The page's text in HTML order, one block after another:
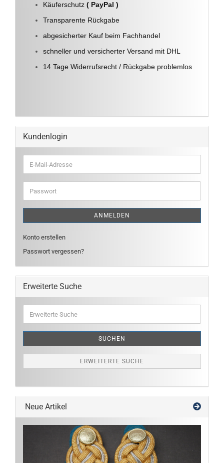
Käuferschutz ( PayPal )
Transparente Rückgabe
abgesicherter Kauf beim Fachhandel
schneller und versicherter Versand mit DHL
14 Tage Widerrufsrecht / Rückgabe problemlos
Kundenlogin
E-
Mail-
Adresse
Passwort
ANMELDEN
Konto erstellen
Passwort vergessen?
Erweiterte Suche
Suche
SUCHEN
ERWEITERTE SUCHE
Neue Artikel